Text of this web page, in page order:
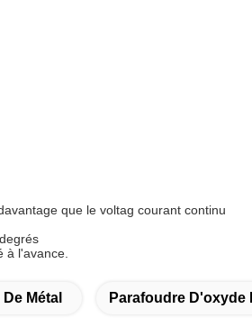
que le voltag courant continu
à l'avance.
Métal Parafoudre D'oxyde